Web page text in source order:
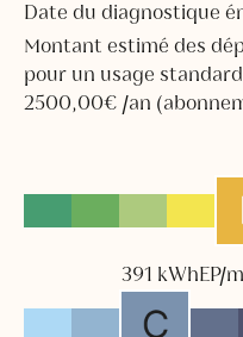
Date du diagnostique
Montant estimé des
pour un usage
2500,00€ /an
391 kWhEP/